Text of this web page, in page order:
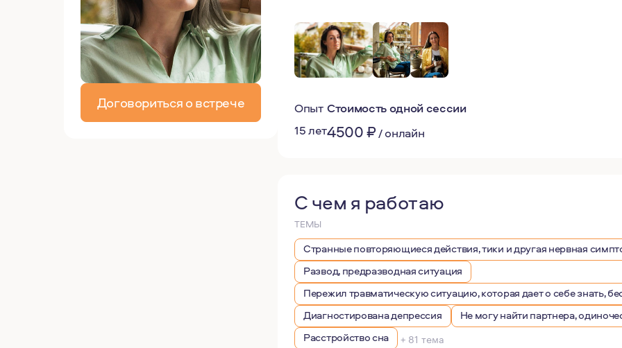
Договориться о встрече
Опыт
15 лет
Стоимость одной сессии
4500₽/онлайн
С чем я работаю
ТЕМЫ
Странные повторяющиеся действия, тики и другая нервная
Развод, предразводная ситуация
Пережил травматическую ситуацию, которая дает о себе знать,
Диагностирована депрессия
Не могу найти партнера,
Расстройство сна
+ 81 тема